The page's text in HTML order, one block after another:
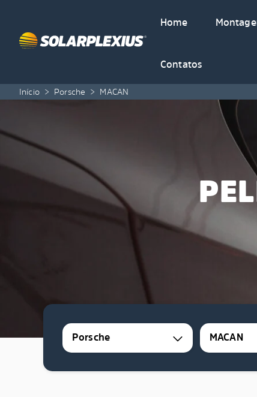
Home
Contatos
Início > Porsche > MACAN
Porsche MACAN